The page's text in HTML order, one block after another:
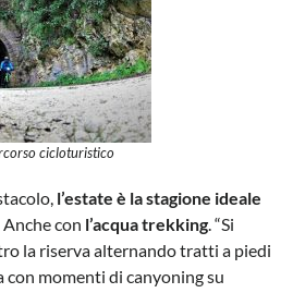
cicloturistico
l’estate è la stagione ideale
Anche con l’acqua trekking. “Si
la riserva alternando tratti a piedi
con momenti di canyoning su